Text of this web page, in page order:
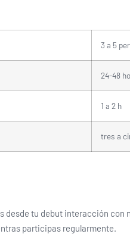
3 a 5
24-48
1 a 2 h
tres a
tu debut interacción con
participas regularmente.